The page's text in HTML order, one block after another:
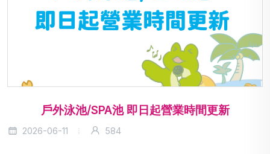
戶外泳池/SPA池 即日起營業時間更新
2026-06-11 584